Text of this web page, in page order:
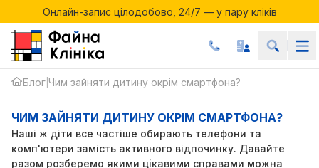
Онлайн-запис цілодобово, 24/7 — у пару кліків
Онлайн-запис цілодобово, 24/7 — у пару кліків
Блог Чим зайняти дитину окрім смартфона?
ДИТИНУ
ОКРІМ
СМАРТФОНУ?
ЧИМ ЗАЙНЯТИ ДИТИНУ ОКРІМ СМАРТФОНА?
Наші ж діти все частіше обирають телефони та
комп'ютери замість активного відпочинку. Давайте
разом розберемо якими цікавими справами можна